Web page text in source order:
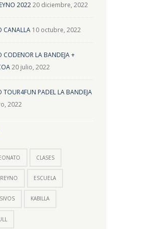
202220 diciembre, 2022
CANALLA 10 octubre, 2022
CODENOR LA BANDEJA +
20 julio, 2022
TOUR4FUN PADEL LA BANDEJA
2022
CLASES
ESCUELA
KABILLA